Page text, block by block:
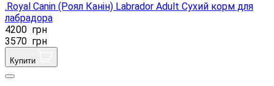
.Royal Canin (Роял Канін) Labrador Adult Сухий корм для
лабрадора
4200 грн
3570 грн
Купити